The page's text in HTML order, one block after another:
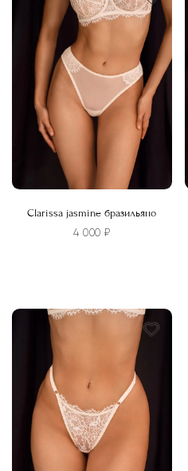
Clarissa jasmine бразильяно
4 000₽
имеет
несколько
вариаций.
Опции
можно
выбрать
странице
товара.